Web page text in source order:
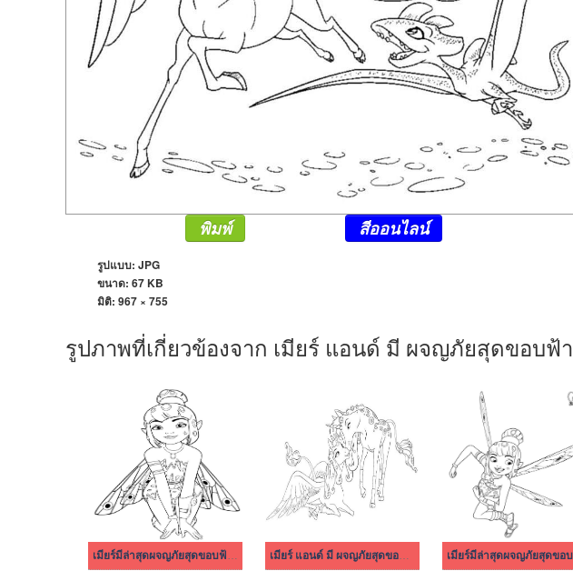
พิมพ์ สีออนไลน์
รูปแบบ: JPG
ขนาด: 67 KB
มิติ: 967 × 755
รูปภาพที่เกี่ยวข้องจาก เมียร์ แอนด์ มี ผจญภัยสุดขอบฟ้า
เมียร์มีล่าสุดผจญภัยสุดขอบฟ้า ธรรมดามาก เมียร์ แอนด์ มี ผจญภัยสุดขอบฟ้า 7